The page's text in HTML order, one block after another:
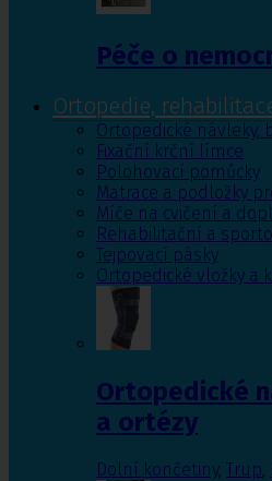
Péče o
Ortopedie,
Ortopedické návleky,
Fixační krční límce
Polohovací pomůcky
Matrace a podložky
Míče na cvičení a
Rehabilitační a
Tejpovací pásky
Ortopedické vložky a
Ortopedické
a ortézy
Dolní končetiny, Trup,